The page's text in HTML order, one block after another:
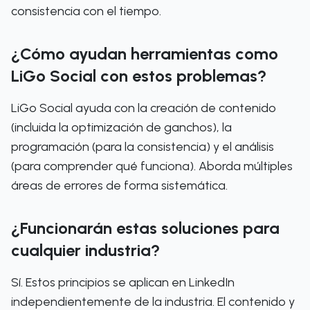
consistencia con el tiempo.
¿Cómo ayudan herramientas como
LiGo Social con estos problemas?
LiGo Social ayuda con la creación de contenido
(incluida la optimización de ganchos), la
programación (para la consistencia) y el análisis
(para comprender qué funciona). Aborda múltiples
áreas de errores de forma sistemática.
¿Funcionarán estas soluciones para
cualquier industria?
Sí. Estos principios se aplican en LinkedIn
independientemente de la industria. El contenido y